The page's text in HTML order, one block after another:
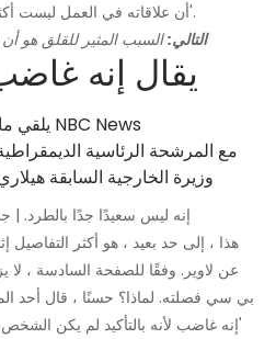
أن علاقاته في العمل ليست أكثر من 'دليل على زواج مضطرب'.
التالي: السبب المثير للقلق هو
6. يقال إنه
إنه ليس سعيدًا جدًا بالطرد.
هذا ، إلى حد بعيد ، هو أكثر التفاصيل
عن لاوير. وفقًا للصفحة السادسة ، لا
بي سي فصلته. لماذا؟ حسنًا ، قال أحد
'إنه غاضب لأنه بالتأكيد لم يكن